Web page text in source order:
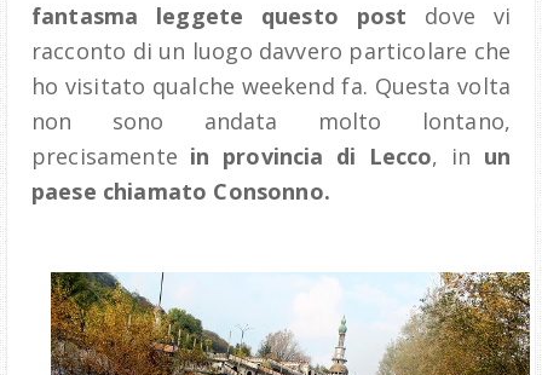
fantasma leggete questo post dove vi
racconto di un luogo davvero particolare che
ho visitato qualche weekend fa. Questa volta
non sono andata molto lontano,
precisamente in provincia di Lecco, in un
paese chiamato Consonno.